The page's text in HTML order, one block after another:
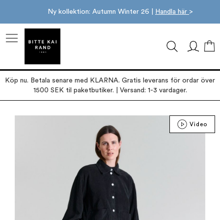
Ny kollektion: Autumn Winter 26 | Handla här >
Köp nu. Betala senare med KLARNA. Gratis leverans för ordar över
1500 SEK til paketbutiker. | Versand: 1-3 vardager.
Video